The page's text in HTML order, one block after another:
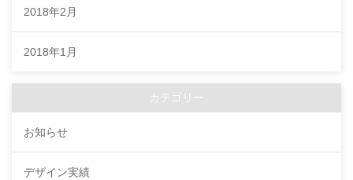
2018年2月
2018年1月
カテゴリー
お知らせ
デザイン実績